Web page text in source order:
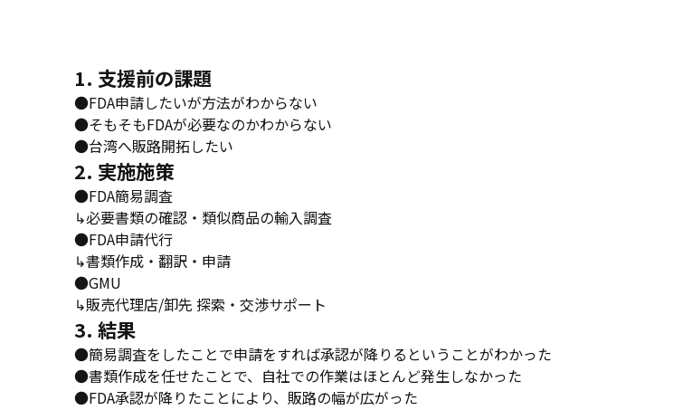
1. 支援前の課題
●FDA申請したいが方法がわからない
●そもそもFDAが必要なのかわからない
●台湾へ販路開拓したい
2. 実施施策
●FDA簡易調査
↳必要書類の確認・類似商品の輸入調査
●FDA申請代行
↳書類作成・翻訳・申請
●GMU
↳販売代理店/卸先 探索・交渉サポート
3. 結果
●簡易調査をしたことで申請をすれば承認が降りるということがわかった
●書類作成を任せたことで、自社での作業はほとんど発生しなかった
●FDA承認が降りたことにより、販路の幅が広がった